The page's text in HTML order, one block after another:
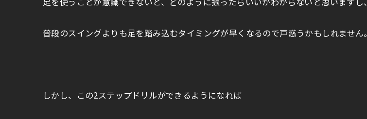
普段のスイングよりも足を踏み込むタイミングが早くなるので戸惑うかもしれません。
しかし、この2ステップドリルができるようになれば